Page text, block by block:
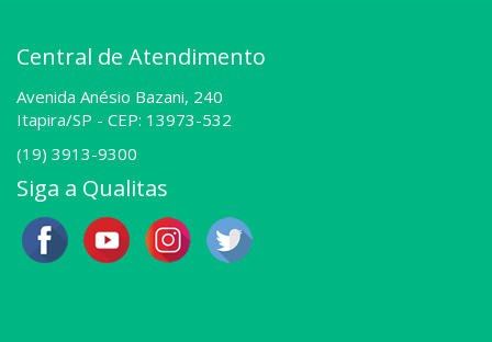
Central de Atendimento
Avenida Anésio Bazani, 240
Itapira/SP - CEP: 13973-532
(19) 3913-9300
Siga a Qualitas